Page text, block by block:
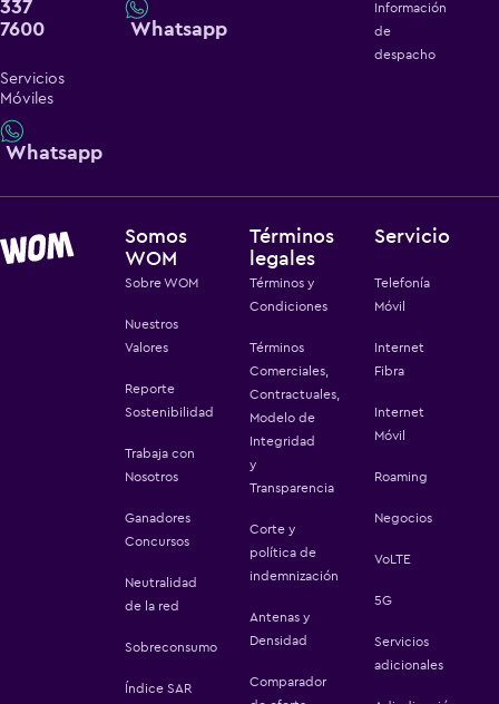
337
7600
Servicios
Móviles
Whatsapp
Whatsapp
Información
de
despacho
Somos
WOM
Sobre WOM
Nuestros
Valores
Reporte
Sostenibilidad
Trabaja con
Nosotros
Ganadores
Concursos
Neutralidad
de la red
Sobreconsumo
Índice SAR
Términos
legales
Términos y
Condiciones
Términos
Comerciales,
Contractuales,
Modelo de
Integridad
y
Transparencia
Corte y
política de
indemnización
Antenas y
Densidad
Comparador
Servicio
Telefonía
Móvil
Internet
Fibra
Internet
Móvil
Roaming
Negocios
VoLTE
5G
Servicios
adicionales